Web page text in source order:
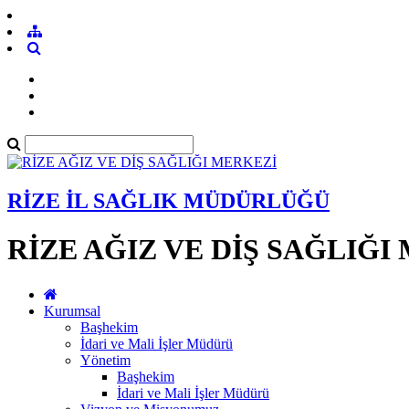
RİZE İL SAĞLIK MÜDÜRLÜĞÜ
RİZE AĞIZ VE DİŞ SAĞLIĞI
Kurumsal
Başhekim
İdari ve Mali İşler Müdürü
Yönetim
Başhekim
İdari ve Mali İşler Müdürü